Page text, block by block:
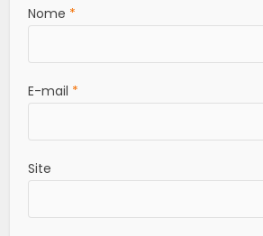
Nome *
E-mail *
Site